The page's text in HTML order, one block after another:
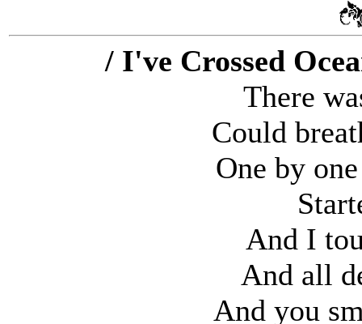
/ I've Crossed
There
Could
One by
And I
And all
And you